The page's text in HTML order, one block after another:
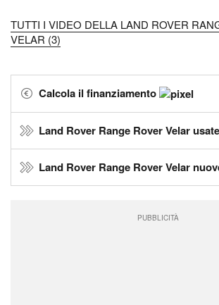
TUTTI I VIDEO DELLA LAND ROVER
VELAR (3)
Calcola il finanziamento
Land Rover Range Rover Velar usate
Land Rover Range Rover Velar
PUBBLICITÀ